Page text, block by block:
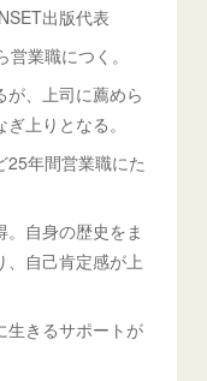
出版代表
業職につく。
が、上司に薦めら
上りとなる。
25年間営業職にた
自身の歴史をま
、自己肯定感が上
生きるサポートが